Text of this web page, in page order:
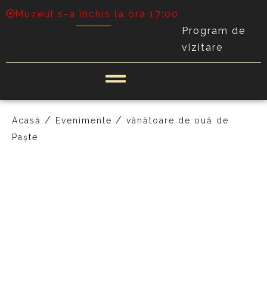
Muzeul s-a închis la ora 17:00
Program de
vizitare
Acasă / Evenimente / vânătoare de ouă de
Paște